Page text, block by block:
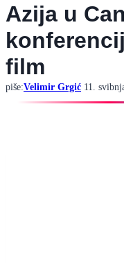
Azija u
film
piše:Velimir Grgić 11.